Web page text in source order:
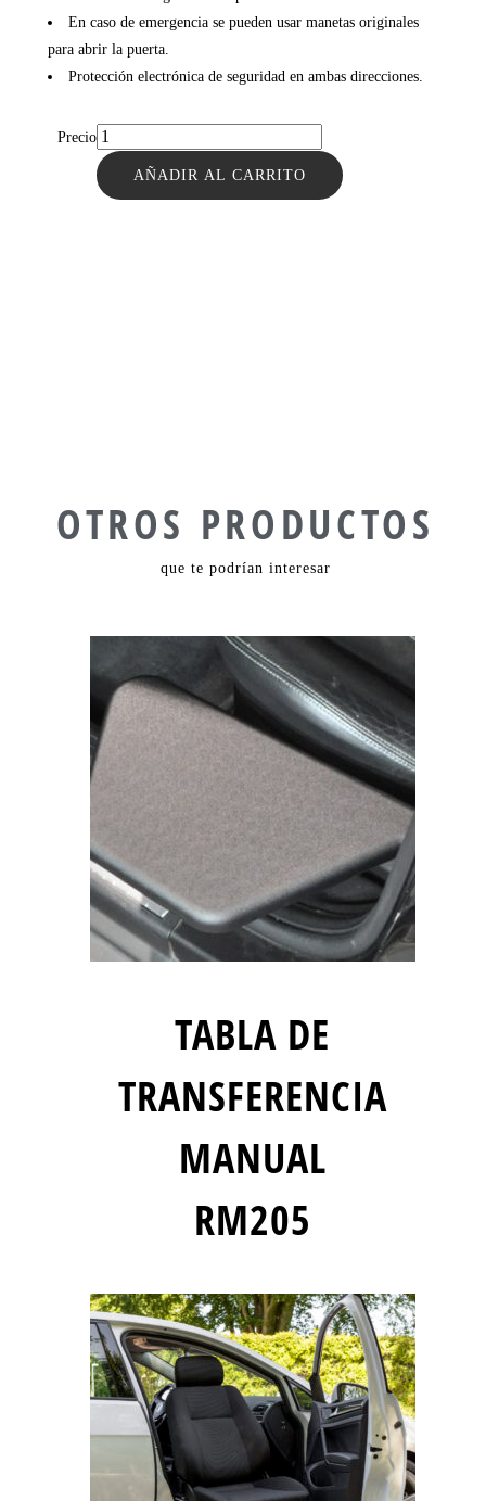
En caso de emergencia se pueden usar manetas originales
para abrir la puerta.
Protección electrónica de seguridad en ambas direcciones.
Precio
AÑADIR AL CARRITO
OTROS PRODUCTOS
que te podrían interesar
TABLA DE
TRANSFERENCIA
MANUAL
RM205